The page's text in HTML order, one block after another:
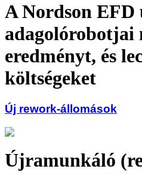
A Nordson EFD
adagolórobotjai
eredményt, és
költségeket
Új rework-állomások
Újramunkáló